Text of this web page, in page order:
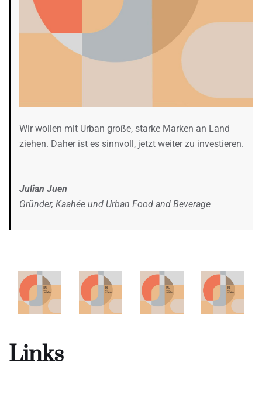
Wir wollen mit Urban große, starke Marken an Land
ziehen. Daher ist es sinnvoll, jetzt weiter zu investieren.
Julian Juen
Gründer, Kaahée und Urban Food and Beverage
Links